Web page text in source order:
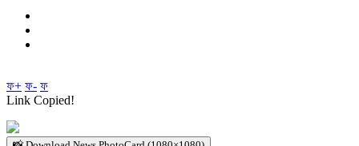
ফ+ ফ- ফ
Link Copied!